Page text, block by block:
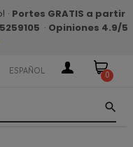
· Portes GRATIS a partir
· Opiniones 4.9/5
ESPAÑOL 0
search